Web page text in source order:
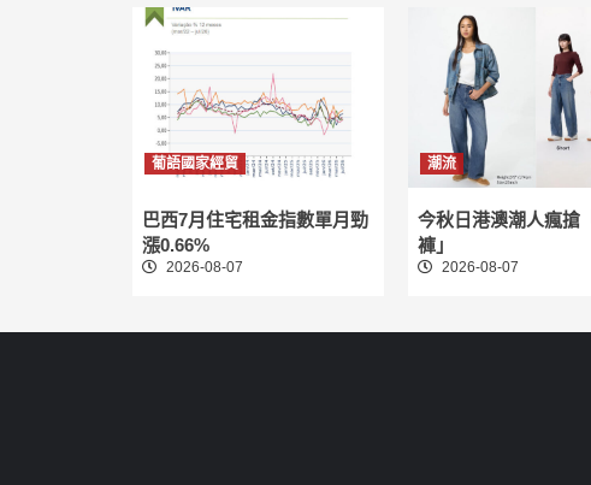
葡語國家經貿
巴西7月住宅租金指數單月勁
漲0.66%
2026-08-07
潮流
今秋日港澳潮人瘋搶
褲」
2026-08-07